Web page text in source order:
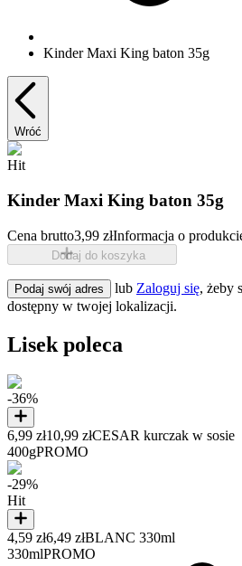
Kinder Maxi King baton 35g
Wróć
Hit
Kinder Maxi King baton 35g
Cena brutto3,99 złInformacja o
Dodaj do koszyka
Podaj swój adres lub Zaloguj się, żeby
dostępny w twojej lokalizacji.
Lisek poleca
-36%
6,99 zł10,99 złCESAR kurczak w sosie
400gPROMO
-29%
Hit
4,59 zł6,49 złBLANC 330ml
330mlPROMO